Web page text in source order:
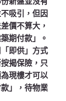
吸引，但因
價不算大，
期付款」。
即供」方式
揭保險，只
現樓才可以
」，待物業